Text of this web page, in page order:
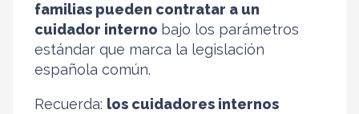
familias pueden contratar a un
cuidador interno bajo los parámetros
estándar que marca la legislación
española común.
Recuerda: los cuidadores internos